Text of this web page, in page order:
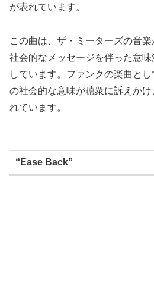
が表れています。
この曲は、ザ・ミーターズの音楽
社会的なメッセージを伴った意
しています。ファンクの楽曲と
の社会的な意味が聴衆に訴えか
れています。
“Ease Back”